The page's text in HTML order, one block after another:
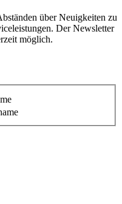
über Neuigkeiten zu
Der Newsletter
möglich.